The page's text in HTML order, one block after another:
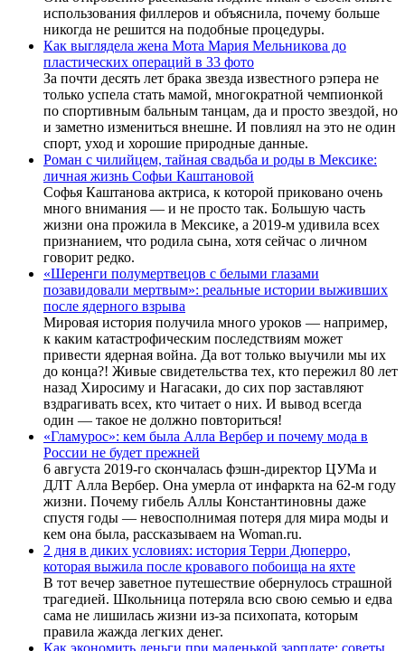
использования филлеров и объяснила, почему больше
никогда не решится на подобные процедуры.
Как выглядела жена Мота Мария Мельникова до
пластических операций в 33 фото
За почти десять лет брака звезда известного рэпера не
только успела стать мамой, многократной чемпионкой
по спортивным бальным танцам, да и просто звездой, но
и заметно измениться внешне. И повлиял на это не один
спорт, уход и хорошие природные данные.
Роман с чилийцем, тайная свадьба и роды в Мексике:
личная жизнь Софьи Каштановой
Софья Каштанова актриса, к которой приковано очень
много внимания — и не просто так. Большую часть
жизни она прожила в Мексике, а 2019-м удивила всех
признанием, что родила сына, хотя сейчас о личном
говорит редко.
«Шеренги полумертвецов с белыми глазами
позавидовали мертвым»: реальные истории выживших
после ядерного взрыва
Мировая история получила много уроков — например,
к каким катастрофическим последствиям может
привести ядерная война. Да вот только выучили мы их
до конца?! Живые свидетельства тех, кто пережил 80 лет
назад Хиросиму и Нагасаки, до сих пор заставляют
вздрагивать всех, кто читает о них. И вывод всегда
один — такое не должно повториться!
«Гламурос»: кем была Алла Вербер и почему мода в
России не будет прежней
6 августа 2019-го скончалась фэшн-директор ЦУМа и
ДЛТ Алла Вербер. Она умерла от инфаркта на 62-м году
жизни. Почему гибель Аллы Константиновны даже
спустя годы — невосполнимая потеря для мира моды и
кем она была, рассказываем на Woman.ru.
2 дня в диких условиях: история Терри Дюперро,
которая выжила после кровавого побоища на яхте
В тот вечер заветное путешествие обернулось страшной
трагедией. Школьница потеряла всю свою семью и едва
сама не лишилась жизни из-за психопата, которым
правила жажда легких денег.